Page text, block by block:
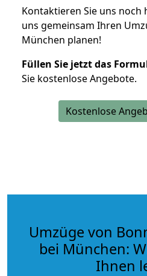
Kontaktieren Sie uns noch
uns gemeinsam Ihren
München planen!
Füllen Sie jetzt das
Sie kostenlose Angebote.
Kostenlose
Umzüge von
bei München:
Ihnen